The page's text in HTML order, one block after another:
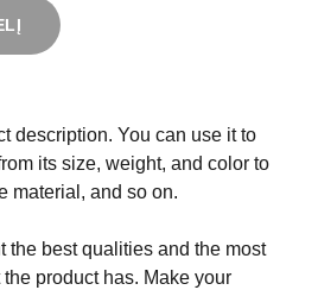
description. You can use it to
its size, weight, and color to
material, and so on.
the best qualities and the most
product has. Make your